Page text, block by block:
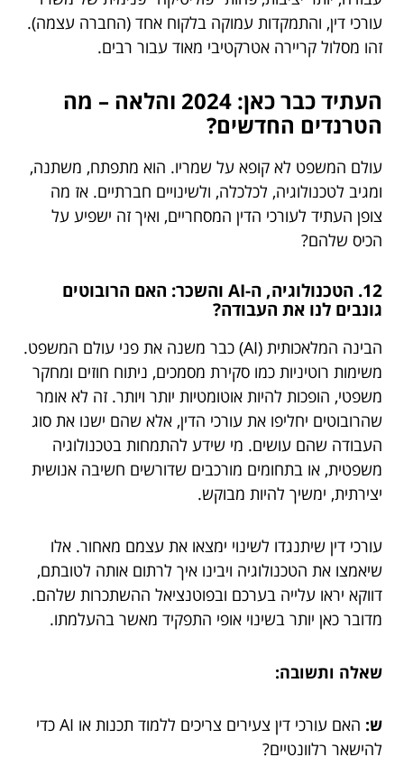
עורכי דין, והתמקדות עמוקה בלקוח אחד (החברה עצמה).
זהו מסלול קריירה אטרקטיבי מאוד עבור רבים.
העתיד כבר כאן: 2024 והלאה – מה
הטרנדים החדשים?
עולם המשפט לא קופא על שמריו. הוא מתפתח, משתנה,
ומגיב לטכנולוגיה, לכלכלה, ולשינויים חברתיים. אז מה
צופן העתיד לעורכי הדין המסחריים, ואיך זה ישפיע על
הכיס שלהם?
12. הטכנולוגיה, ה-AI והשכר: האם הרובוטים
גונבים לנו את העבודה?
הבינה המלאכותית (AI) כבר משנה את פני עולם המשפט.
משימות רוטיניות כמו סקירת מסמכים, ניתוח חוזים ומחקר
משפטי, הופכות להיות אוטומטיות יותר ויותר. זה לא אומר
שהרובוטים יחליפו את עורכי הדין, אלא שהם ישנו את סוג
העבודה שהם עושים. מי שידע להתמחות בטכנולוגיה
משפטית, או בתחומים מורכבים שדורשים חשיבה אנושית
יצירתית, ימשיך להיות מבוקש.
עורכי דין שיתנגדו לשינוי ימצאו את עצמם מאחור. אלו
שיאמצו את הטכנולוגיה ויבינו איך לרתום אותה לטובתם,
דווקא יראו עלייה בערכם ובפוטנציאל ההשתכרות שלהם.
מדובר כאן יותר בשינוי אופי התפקיד מאשר בהעלמתו.
שאלה ותשובה:
ש:
האם עורכי דין צעירים צריכים ללמוד תכנות או AI כדי
להישאר רלוונטיים?